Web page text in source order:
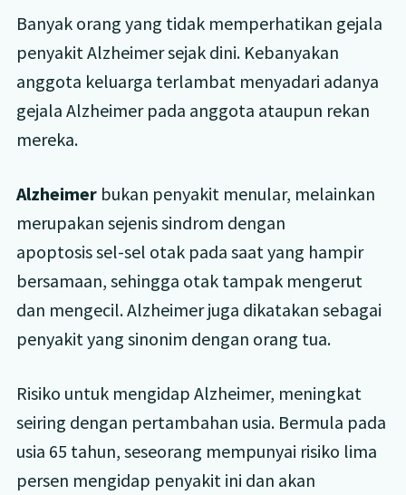
Banyak orang yang tidak memperhatikan gejala
penyakit Alzheimer sejak dini. Kebanyakan
anggota keluarga terlambat menyadari adanya
gejala Alzheimer pada anggota ataupun rekan
mereka.
Alzheimerbukan penyakit menular, melainkan
merupakan sejenis sindrom dengan
apoptosis sel-sel otak pada saat yang hampir
bersamaan, sehingga otak tampak mengerut
dan mengecil. Alzheimer juga dikatakan sebagai
penyakit yang sinonim dengan orang tua.
Risiko untuk mengidap Alzheimer, meningkat
seiring dengan pertambahan usia. Bermula pada
usia 65 tahun, seseorang mempunyai risiko lima
persen mengidap penyakit ini dan akan